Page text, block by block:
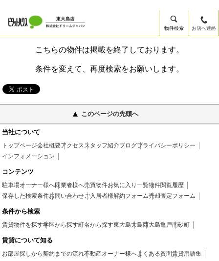
物件検索 お店へ連絡
こちらの物件は掲載を終了しております。
条件を変えて、再度検索をお願いします。
このページの先頭へ
当社について
トップページ会社概要アクセススタッフ紹介ブログプライバシーポリシー
インフォメーション
コンテンツ
駐車場オーナー様へ同業者様へ売買物件お気に入り一覧物件閲覧履歴
保存した検索条件お問い合わせご入居者様解約フォーム売却査定フォーム
条件から検索
賃貸物件を探す学区から探す町名から探す東大島大島西大島亀戸南砂町
賃貸について知る
お部屋探しから契約までの流れ不動産オーナー様へよくある質問賃貸用語集